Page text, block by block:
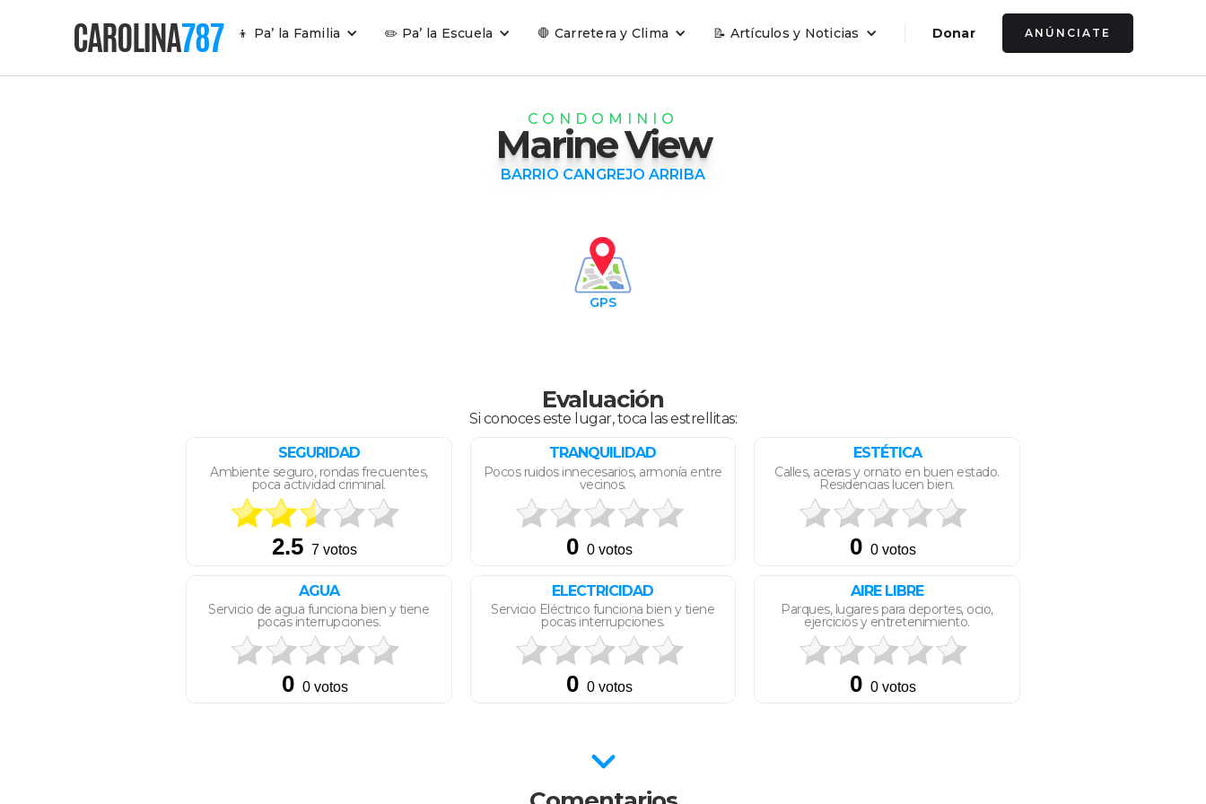
CAROLINA787 👦 Pa’ la Familia ✏️ Pa’ la Escuela 🛑 Carretera y Clima 📝 Artículos y Noticias Donar ANÚNCIATE
CONDOMINIO
Marine View
BARRIO CANGREJO ARRIBA
GPS
Evaluación
Si conoces este lugar, toca las estrellitas:
SEGURIDAD
Ambiente seguro, rondas frecuentes,
poca actividad criminal.
TRANQUILIDAD
Pocos ruidos innecesarios, armonía entre
vecinos.
ESTÉTICA
Calles, aceras y ornato en buen estado.
Residencias lucen bien.
AGUA
Servicio de agua funciona bien y tiene
pocas interrupciones.
ELECTRICIDAD
Servicio Eléctrico funciona bien y tiene
pocas interrupciones.
AIRE LIBRE
Parques, lugares para deportes, ocio,
ejercicios y entretenimiento.